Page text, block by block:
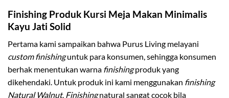
Finishing Produk Kursi Meja Makan Minimalis
Kayu Jati Solid
Pertama kami sampaikan bahwa Purus Living melayani
custom finishinguntuk para konsumen, sehingga konsumen
berhak menentukan warna finishingproduk yang
dikehendaki. Untuk produk ini kami menggunakan finishing
Natural Walnut. Finishingnatural sangat cocok bila